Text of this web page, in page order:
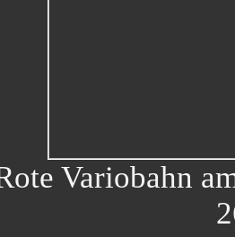
Variobahn